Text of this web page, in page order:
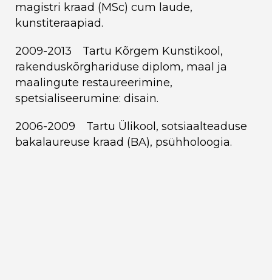
magistri kraad (MSc) cum laude,
kunstiteraapiad.
2009-2013 Tartu Kõrgem Kunstikool,
rakenduskõrghariduse diplom, maal ja
maalingute restaureerimine,
spetsialiseerumine: disain.
2006-2009 Tartu Ülikool, sotsiaalteaduse
bakalaureuse kraad (BA), psühholoogia.